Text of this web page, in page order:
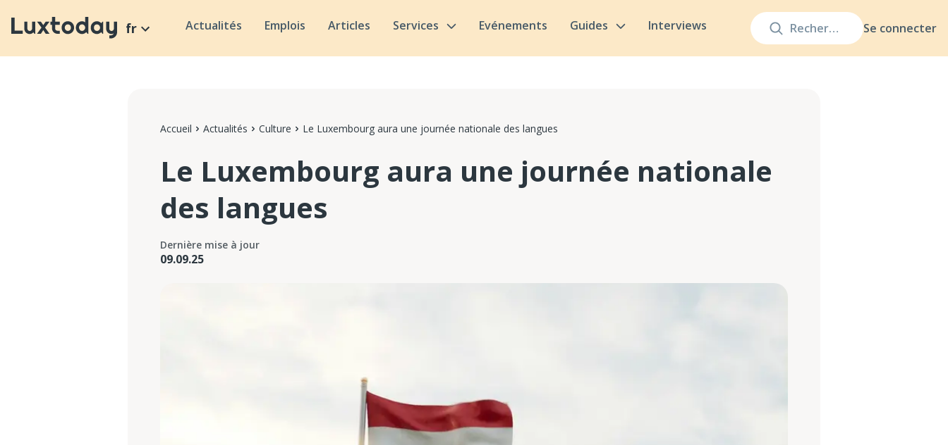
Se connecter
fr Actualités Emplois Articles Services Evénements Guides Interviews
Accueil Actualités Culture Le Luxembourg aura une journée nationale des langues
Le Luxembourg aura une journée nationale
des langues
Dernière mise à jour
09.09.25